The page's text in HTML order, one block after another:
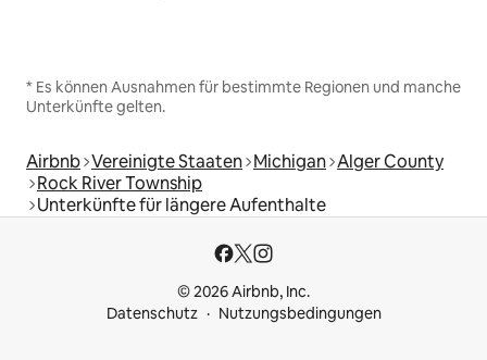
* Es können Ausnahmen für bestimmte Regionen und manche
Unterkünfte gelten.
Airbnb Vereinigte Staaten Michigan Alger County
Rock River Township
Unterkünfte für längere Aufenthalte
© 2026 Airbnb, Inc.
Datenschutz
Nutzungsbedingungen